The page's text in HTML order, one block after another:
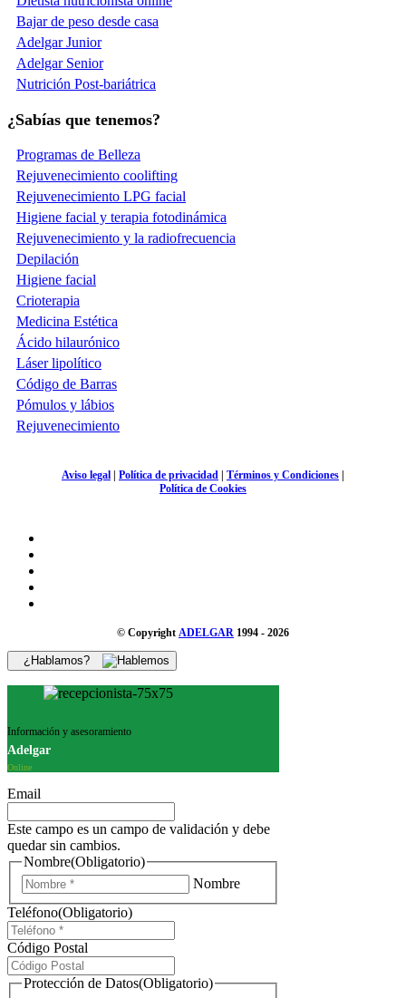
Bajar de peso desde casa
Adelgar Junior
Adelgar Senior
Nutrición Post-bariátrica
¿Sabías que tenemos?
Programas de Belleza
Rejuvenecimiento coolifting
Rejuvenecimiento LPG facial
Higiene facial y terapia fotodinámica
Rejuvenecimiento y la radiofrecuencia
Depilación
Higiene facial
Crioterapia
Medicina Estética
Ácido hilaurónico
Láser lipolítico
Código de Barras
Pómulos y lábios
Rejuvenecimiento
Aviso legal | Política de privacidad | Términos y Condiciones |
Política de Cookies
© Copyright ADELGAR 1994 - 2026
¿Hablamos?
Información y asesoramiento
Adelgar
Online
Email
Este campo es un campo de validación y debe
quedar sin cambios.
Nombre(Obligatorio)
Nombre
Teléfono(Obligatorio)
Código Postal
Protección de Datos(Obligatorio)